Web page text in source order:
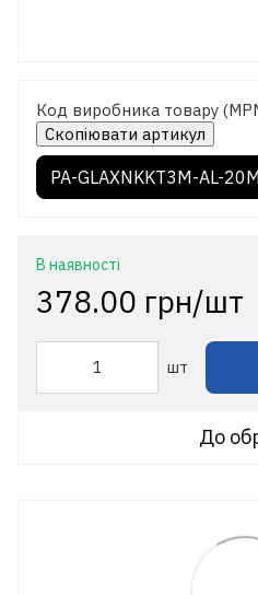
Код виробника товару
Скопіювати артикул
PA-GLAXNKKT3M-AL-
В наявності
378.00 грн/шт
шт
До